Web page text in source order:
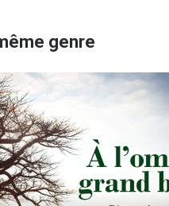
genre